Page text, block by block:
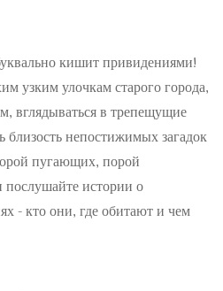
русского и украинского
кишит привидениями!
узким улочкам старого города,
вглядываться в трепещущие
близость непостижимых загадок
пугающих, порой
послушайте истории о
- кто они, где обитают и чем